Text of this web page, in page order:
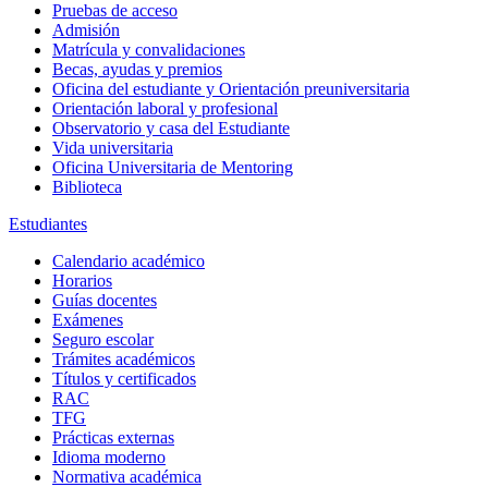
Pruebas de acceso
Admisión
Matrícula y convalidaciones
Becas, ayudas y premios
Oficina del estudiante y Orientación preuniversitaria
Orientación laboral y profesional
Observatorio y casa del Estudiante
Vida universitaria
Oficina Universitaria de Mentoring
Biblioteca
Estudiantes
Calendario académico
Horarios
Guías docentes
Exámenes
Seguro escolar
Trámites académicos
Títulos y certificados
RAC
TFG
Prácticas externas
Idioma moderno
Normativa académica